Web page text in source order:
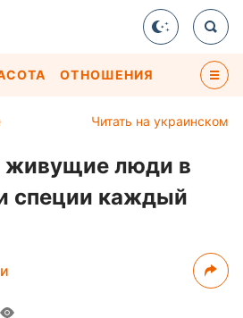
ОТНОШЕНИЯ
Читать на украинском
живущие люди в
специи каждый